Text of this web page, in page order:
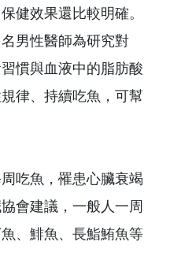
健效果還比較明確。
男性醫師為研究對
慣與血液中的脂肪酸
律、持續吃魚，可幫
吃魚，罹患心臟衰竭
會建議，一般人一周
、鯡魚、長鮨鮪魚等